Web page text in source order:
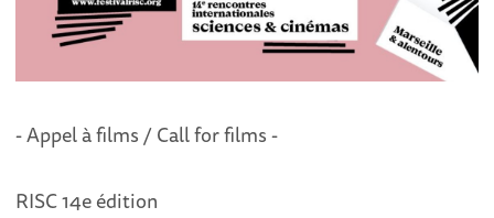
- Appel à films / Call for films -
RISC 14e édition